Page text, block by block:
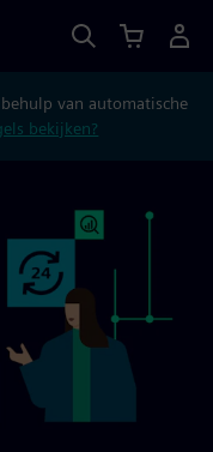
van automatische
bekijken?